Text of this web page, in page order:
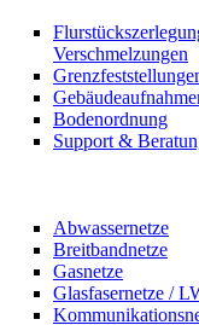
Verschmelzungen
Bodenordnung
Support &
Abwassernetze
Breitbandnetze
Gasnetze
Glasfasernetze /